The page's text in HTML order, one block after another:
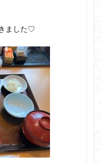
ました♡